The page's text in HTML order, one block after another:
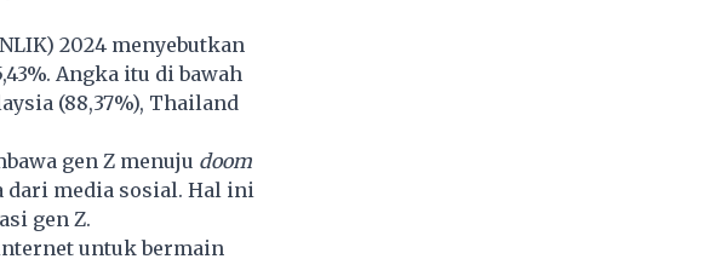
2024 menyebutkan
Angka itu di bawah
(88,37%), Thailand
gen Z menuju doom
dari media sosial. Hal ini
gen Z.
untuk bermain